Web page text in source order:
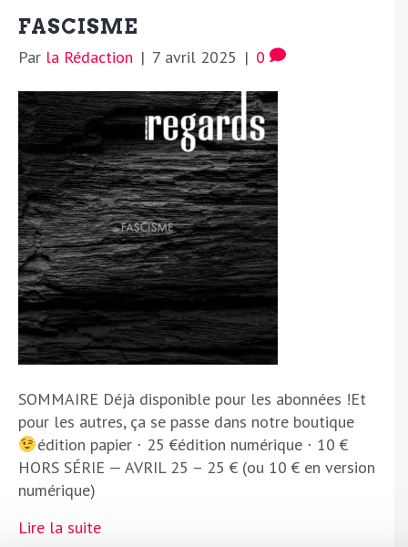
FASCISME
Par la Rédaction | 7 avril 2025 | 0
SOMMAIRE Déjà disponible pour les abonnées !Et
pour les autres, ça se passe dans notre boutique
édition papier ⋅ 25 €édition numérique ⋅ 10 €
HORS SÉRIE — AVRIL 25 – 25 € (ou 10 € en version
numérique)
Lire la suite